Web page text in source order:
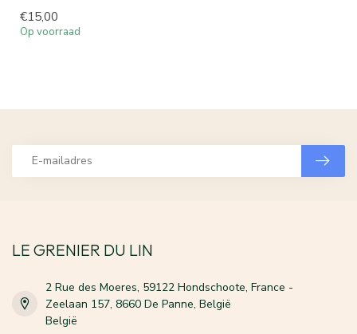
€15,00
Op voorraad
LE GRENIER DU LIN
2 Rue des Moeres, 59122 Hondschoote, France -
Zeelaan 157, 8660 De Panne, België
België